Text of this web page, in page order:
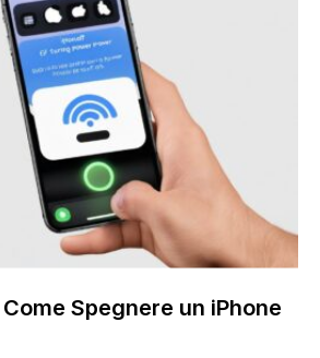
Spegnere un iPhone